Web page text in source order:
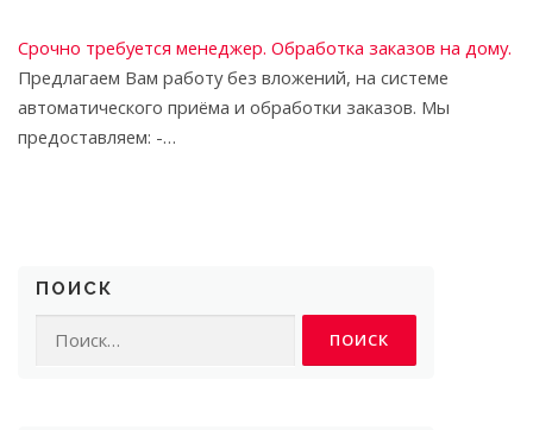
Срочно требуется менеджер. Обработка заказов на дому.
Предлагаем Вам работу без вложений, на системе
автоматического приёма и обработки заказов. Мы
предоставляем: -…
ПОИСК